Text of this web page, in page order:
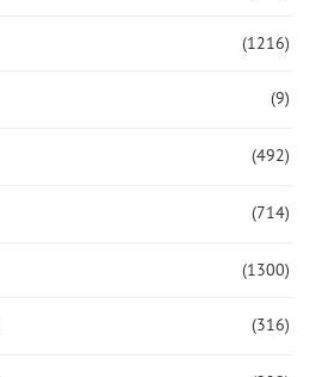
(1216)
(9)
(492)
(714)
(1300)
(316)